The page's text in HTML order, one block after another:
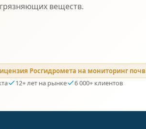
веществ.
Росгидромета на мониторинг почв
12+ лет на рынке 6 000+ клиентов